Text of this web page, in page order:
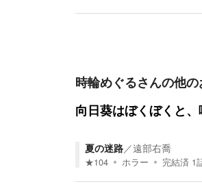
時輪めぐるさんの他
向日葵はぼくぼくと、
夏の迷路／遠部右喬
★104 ホラー 完結済 1